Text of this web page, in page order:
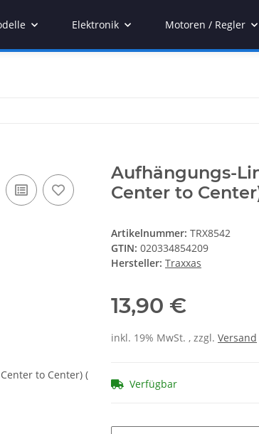
Elektronik Motoren / Regler
Aufhängungs-
Center to
Artikelnummer: TRX8542
GTIN: 020334854209
Hersteller: Traxxas
13,90 €
inkl. 19% MwSt. , zzgl. Versand
Verfügbar